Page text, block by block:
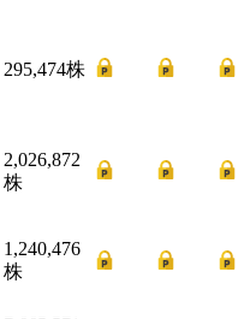
295,474株
2,026,872
株
1,240,476
株